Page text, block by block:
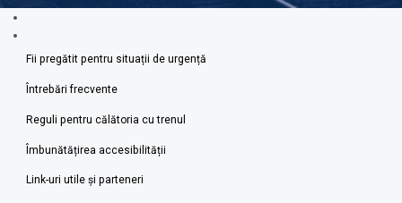
Fii pregătit pentru situații de urgență
Întrebări frecvente
Reguli pentru călătoria cu trenul
Îmbunătățirea accesibilității
Link-uri utile şi parteneri